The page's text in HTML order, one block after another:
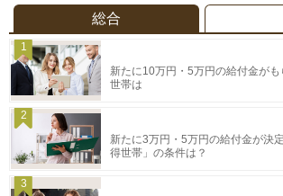
総合
1
新たに10万円・5万円の給付金が
世帯は
2
新たに3万円・5万円の給付金が決
得世帯」の条件は？
3